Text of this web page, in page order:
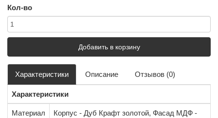
Кол-во
Добавить в корзину
Характеристики Описание Отзывов (0)
Характеристики
Материал
Корпус - Дуб Крафт золотой, Фасад МДФ -